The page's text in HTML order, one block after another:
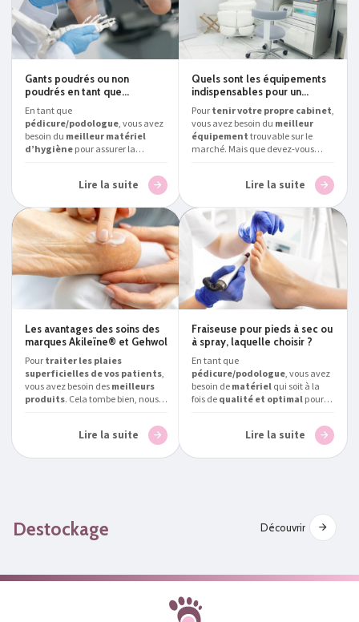
Gants poudrés ou non
poudrés en tant que
En tant que
pédicure/podologue , vous avez
besoin du meilleur matériel
d’hygiène pour assurer la
vous explique s’il vaut mieux
non poudrés comme
consommablesen Franceet en
Belgique.
Lire la suite
Quels sont les équipements
indispensables pour un
pédicure/podologue ?
Pour tenir votre propre cabinet
vous avez besoin du meilleur
équipement trouvable sur le
marché. Mais que devez-vous
expert en la matière, vous présente
matériel pour pédicure et
indispensable en Belgique
Lire la suite
Les avantages des soins des
marques Akileïne® et Gehwol
Pour traiter les plaies
superficielles de vos patients,
vous avez besoin des meilleurs
produits. Cela tombe bien, nous
pour podologue/pédicure en
Lire la suite
Fraiseuse pour pieds à sec ou
à spray, laquelle choisir ?
En tant que
pédicure/podologue, vous avez
besoin de matériel qui soit à la
fois de qualité et optimal pour
expert en la matière, vous aide à
répondre à la question suivante :
Lire la suite
Destockage Découvrir